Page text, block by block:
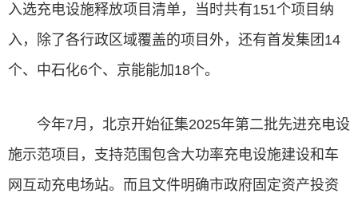
入选充电设施释放项目清单，当时共有151个项目纳
入，除了各行政区域覆盖的项目外，还有首发集团14
个、中石化6个、京能能加18个。
今年7月，北京开始征集2025年第二批先进充电设
施示范项目，支持范围包含大功率充电设施建设和车
网互动充电场站。而且文件明确市政府固定资产投资